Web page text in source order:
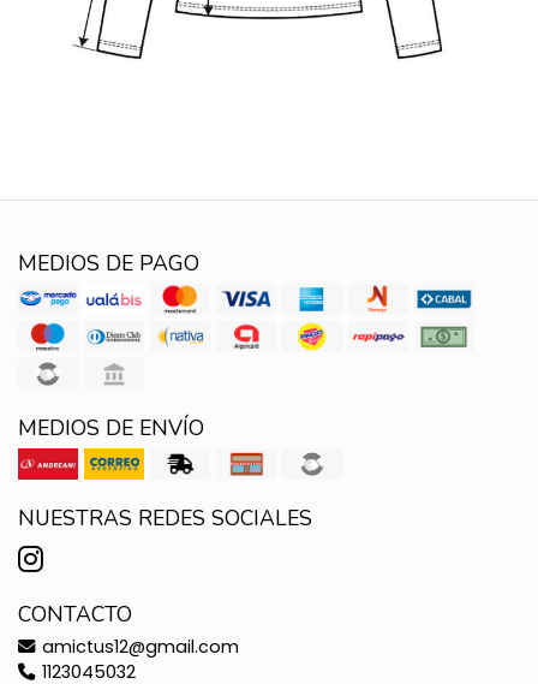
MEDIOS DE PAGO
MEDIOS DE ENVÍO
NUESTRAS REDES SOCIALES
CONTACTO
amictus12@gmail.com
1123045032